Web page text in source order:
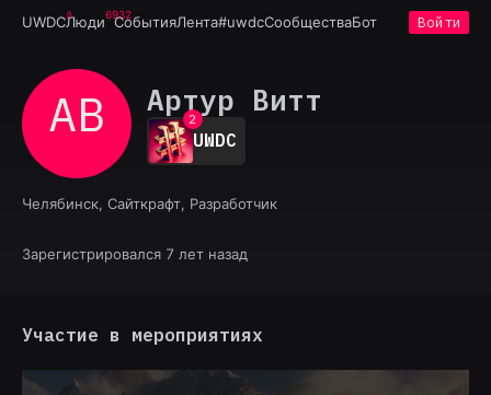
UWDCЛюди6932
СобытияЛента#uwdcСообществаБот Войти
АВ Артур Витт
1
2
3
4
6
8
UWDC
Челябинск, Сайткрафт, Разработчик
Зарегистрировался 7 лет назад
Участие в мероприятиях